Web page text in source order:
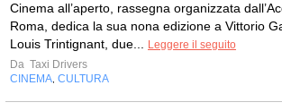
Cinema all’aperto, rassegna organizzata
Roma, dedica la sua nona edizione a Vittorio
Louis Trintignant, due...
Leggere il seguito
Da Taxi Drivers
CINEMA CULTURA